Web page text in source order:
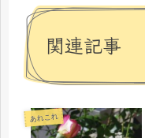
関連記事
あれこれ